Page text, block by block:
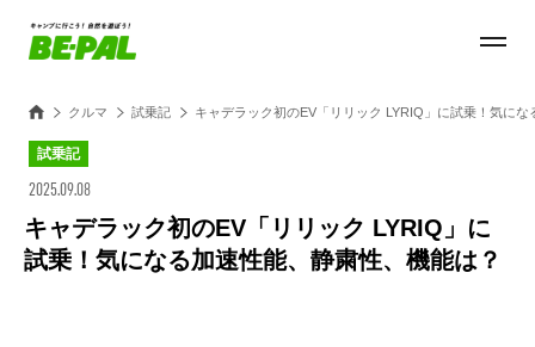
クルマ 試乗記 キャデラック初のEV「リリック LYRIQ」に試乗！気に
試乗記
2025.09.08
キャデラック初のEV「リリック LYRIQ」に
試乗！気になる加速性能、静粛性、機能は？